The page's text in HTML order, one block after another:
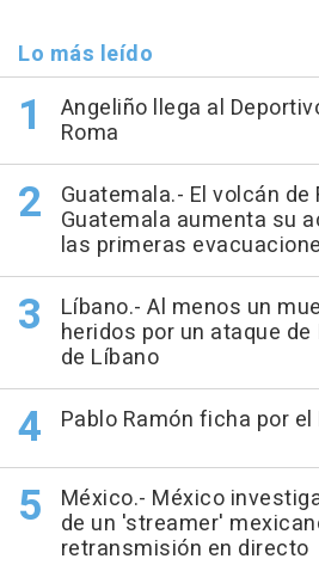
Lo más leído
Angeliño llega al
Roma
Guatemala.- El volcán de
Guatemala aumenta su
las primeras
Líbano.- Al menos un
heridos por un ataque
de Líbano
Pablo Ramón ficha por
México.- México
de un 'streamer'
retransmisión en directo